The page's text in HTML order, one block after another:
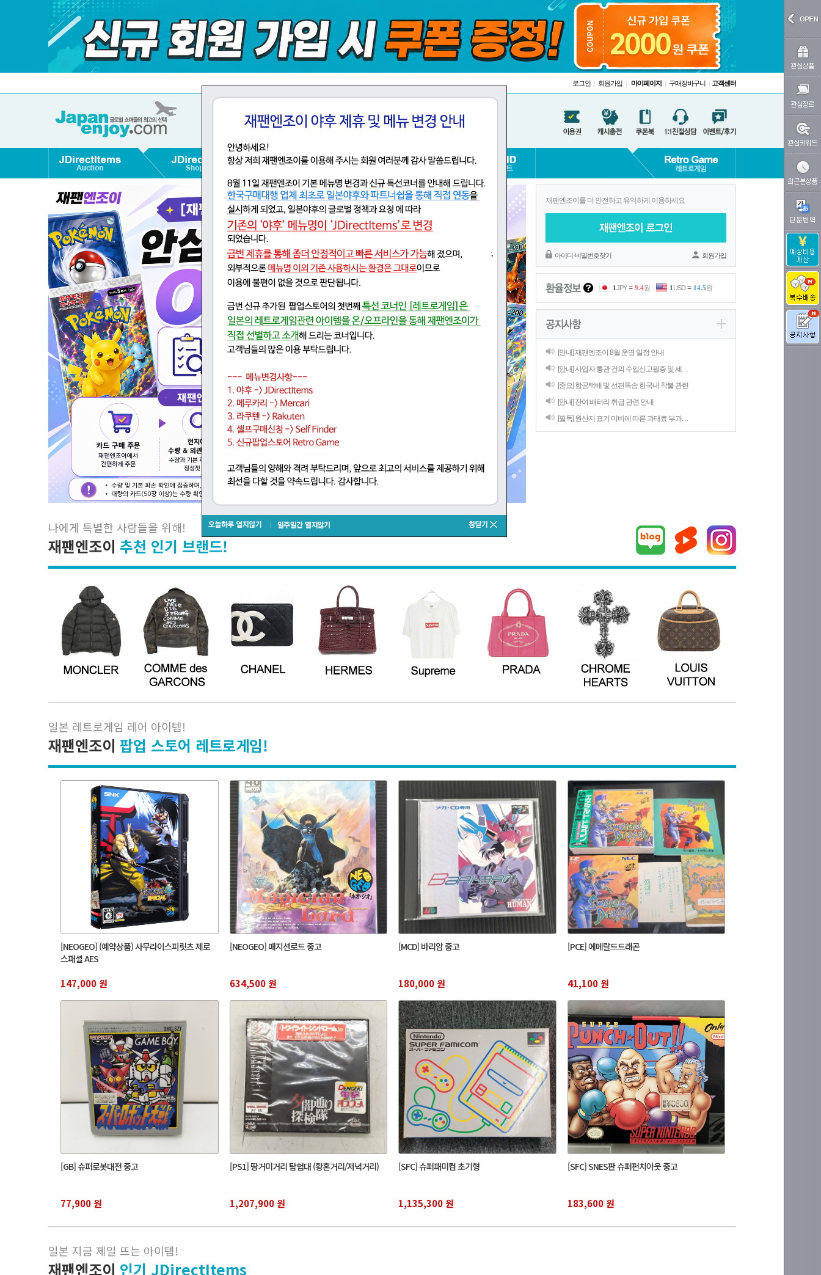
로그인 | 회원가입 | 마이페이지 | 구매장바구니 | 고객센터
재팬엔조이를 더 안전하고 유익하게 이용하세요
아이디·비밀번호찾기 회원가입
1JPY= 9.4원 1 USD= 14.5원
[안내] 재팬엔조이 8월 운영 일정 안내
[안내] 사업자 통관 건의 수입신고필증 및 세. . .
[중요] 항공택배 및 선편특송 한국내 착불 관련
[안내] 잔여 배터리 취급 관련 안내
[필독] 원산지 표기 미비에 따른 과태료 부과. . .
나에게 특별한 사람들을 위해!
재팬엔조이 추천 인기 브랜드!
일본 레트로게임 레어 아이템!
재팬엔조이 팝업 스토어 레트로게임!
[NEOGEO] (예약상품) 사무라이스피릿츠 제로
스패셜 AES
147,000 원
[NEOGEO] 매지션로드 중고
634,500 원
[MCD] 바리암 중고
180,000 원
[PCE] 에메랄드드래곤
41,100 원
[GB] 슈퍼로봇대전 중고
77,900 원
[PS1] 땅거미거리 탐험대 (황혼거리/저녁거리)
1,207,900 원
[SFC] 슈퍼패미컴 초기형
1,135,300 원
[SFC] SNES판 슈퍼펀치아웃 중고
183,600 원
일본 지금 제일 뜨는 아이템!
재팬엔조이 인기 JDirectItems